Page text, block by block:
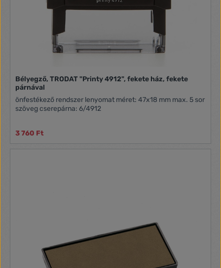
Bélyegző, TRODAT "Printy 4912", fekete ház, fekete
párnával
önfestékező rendszer lenyomat méret: 47x18 mm max. 5 sor
szöveg cserepárna: 6/4912
3 760 Ft